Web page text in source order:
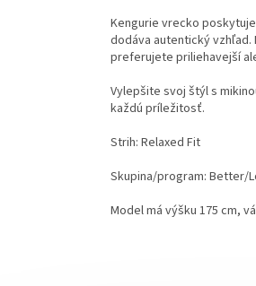
Kengurie vrecko
dodáva autentický vzhľad.
preferujete priliehavejší
Vylepšite svoj štýl s
každú príležitosť.
Strih: Relaxed Fit
Skupina/program: Better/
Model má výšku 175 cm,